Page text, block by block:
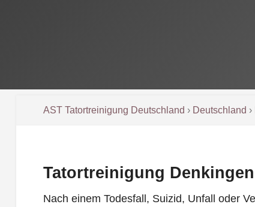
AST Tatortreinigung Deutschland › Deutschland ›
Tatortreinigung Denkingen
Nach einem Todesfall, Suizid, Unfall oder